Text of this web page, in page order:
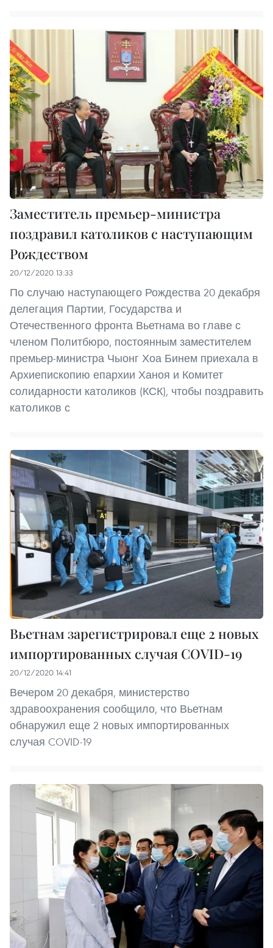
Заместитель премьер-министра
поздравил католиков с наступающим
Рождеством
20/12/2020 13:33
По случаю наступающего Рождества 20 декабря
делегация Партии, Государства и
Отечественного фронта Вьетнама во главе с
членом Политбюро, постоянным заместителем
премьер-министра Чыонг Хоа Бинем приехала в
Архиепископию епархии Ханоя и Комитет
солидарности католиков (КСК), чтобы поздравить
католиков с
Вьетнам зарегистрировал еще 2 новых
импортированных случая COVID-19
20/12/2020 14:41
Вечером 20 декабря, министерство
здравоохранения сообщило, что Вьетнам
обнаружил еще 2 новых импортированных
случая COVID-19